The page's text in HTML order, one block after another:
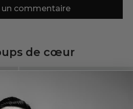
un commentaire
de cœur